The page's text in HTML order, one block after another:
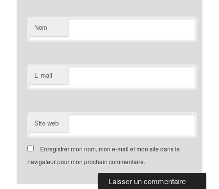
Nom
E-mail
Site web
Enregistrer mon nom, mon e-mail et mon site dans le
navigateur pour mon prochain commentaire.